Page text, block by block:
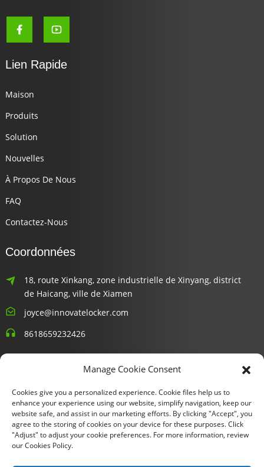
Lien Rapide
Maison
Produits
Solution
Nouvelles
À Propos De Nous
FAQ
Contactez-Nous
Coordonnées
18, route Xinkang, zone industrielle de Xinyang, district
de Haicang, ville de Xiamen
joyce@innovatelocker.com
8618659232426
Bulletins D'information
Entrez votre email et nous vous enverrons les dernières
informations sur les plans.
Demande De Renseignements Maintenant
Manage Cookie Consent
Cookies give you a personalized experience. Cookie files help us to
enhance your experience using our website, simplify navigation, keep our
website safe, and assist in our marketing efforts. By clicking "Accept", you
agree to the storing of cookies on your device for these purposes. Click
"Adjust" to adjust your cookie preferences. For more information, review
our Cookies Policy.